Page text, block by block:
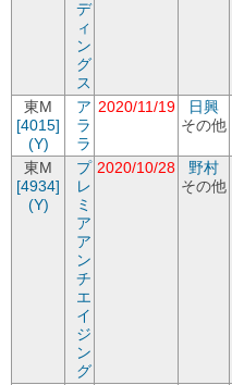
デ
ィ
ン
グ
ス
東M
[4015]
(Y)
ア
ラ
ラ
2020/11/19
日興
その他
東M
[4934]
(Y)
プ
レ
ミ
ア
ア
ン
チ
エ
イ
ジ
ン
グ
2020/10/28
野村
その他